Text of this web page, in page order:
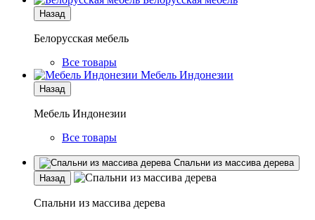
Назад
Белорусская мебель
Все товары
Мебель Индонезии
Назад
Мебель Индонезии
Все товары
Спальни из массива дерева
Назад
Спальни из массива дерева